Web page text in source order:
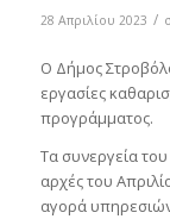
28 Απριλίου 2023 /
Ο Δήμος
εργασίες
προγράμματος.
Τα συνεργεία
αρχές του
αγορά υπηρεσιών